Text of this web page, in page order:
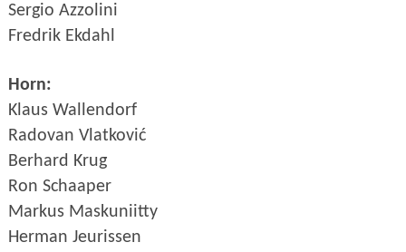
Sergio Azzolini
Fredrik Ekdahl
Horn:
Klaus Wallendorf
Radovan Vlatković
Berhard Krug
Ron Schaaper
Markus Maskuniitty
Herman Jeurissen